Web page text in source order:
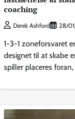
coaching
Derek Ashford 28/
1-3-1 zoneforsvaret
designet til at skabe
spiller placeres